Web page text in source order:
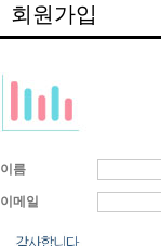
회원가입
이름
이메일